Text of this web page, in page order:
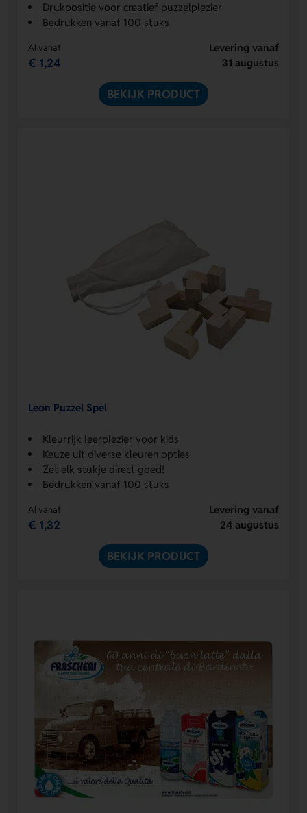
Drukpositie voor creatief puzzelplezier
Bedrukken vanaf 100 stuks
Al vanaf
€ 1,24
Levering vanaf
31 augustus
BEKIJK PRODUCT
Leon Puzzel Spel
Kleurrijk leerplezier voor kids
Keuze uit diverse kleuren opties
Zet elk stukje direct goed!
Bedrukken vanaf 100 stuks
Al vanaf
€ 1,32
Levering vanaf
24 augustus
BEKIJK PRODUCT